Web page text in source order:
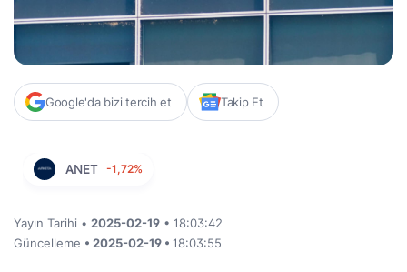
Google'da bizi tercih et Takip Et
ANET -1,72%
Yayın Tarihi • 2025-02-19 • 18:03:42
Güncelleme • 2025-02-19 • 18:03:55